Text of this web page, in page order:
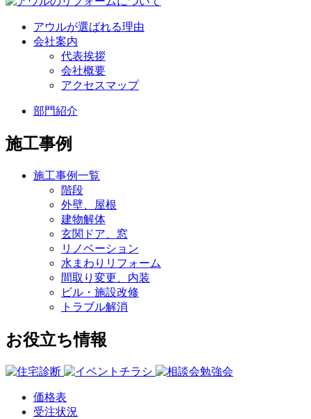
アウルが選ばれる理由
会社案内
代表挨拶
会社概要
アクセスマップ
部門紹介
施工事例
施工事例一覧
階段
外壁、屋根
建物解体
玄関ドア、窓
リノベーション
水まわりリフォーム
間取り変更、内装
ビル・施設改修
トラブル解消
お役立ち情報
価格表
受注状況